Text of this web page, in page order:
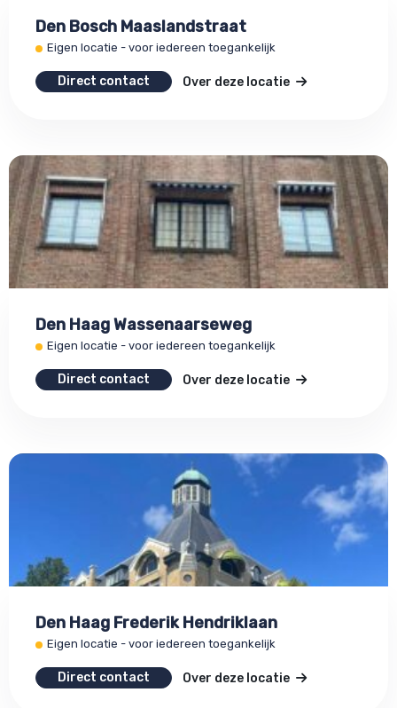
Den Bosch Maaslandstraat
Eigen locatie - voor iedereen toegankelijk
Direct contact Over deze locatie
Den Haag Wassenaarseweg
Eigen locatie - voor iedereen toegankelijk
Direct contact Over deze locatie
Den Haag Frederik Hendriklaan
Eigen locatie - voor iedereen toegankelijk
Direct contact Over deze locatie